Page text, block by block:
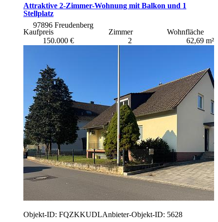
Attraktive 2-Zimmer-Wohnung mit Balkon und 1
Stellplatz
97896 Freudenberg
Kaufpreis
150.000 €
Zimmer
2
Wohnfläche
62,69 m²
Objekt-ID: FQZKKUDLAnbieter-Objekt-ID: 5628